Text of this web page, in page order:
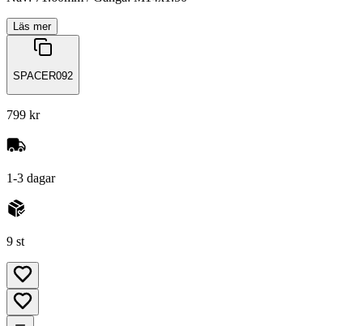
Läs mer
SPACER092
799 kr
1-3 dagar
9 st